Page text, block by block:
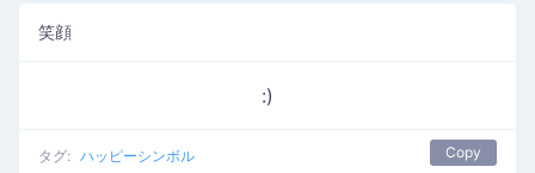
笑顔
:)
タグ: ハッピーシンボル Copy